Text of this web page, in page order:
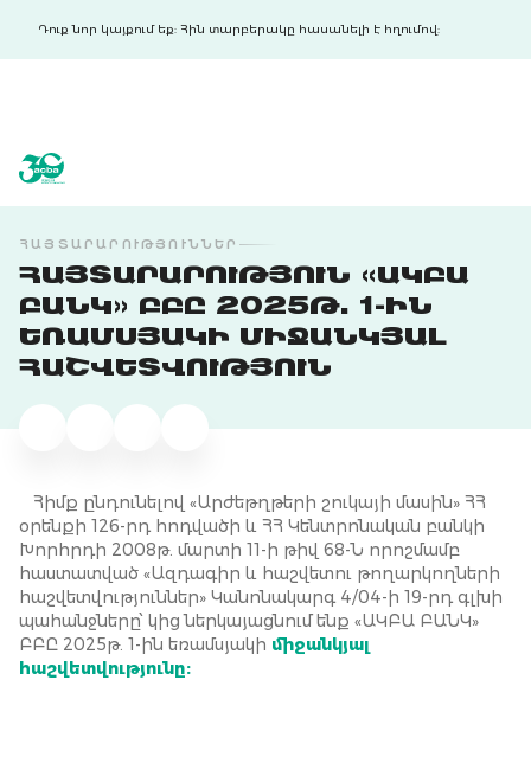
Դուք նոր կայքում եք: Հին տարբերակը հասանելի է հղումով:
ՀԱՅՏԱՐԱՐՈՒԹՅՈՒՆՆԵՐ
ՀԱՅՏԱՐԱՐՈՒԹՅՈՒՆ «ԱԿԲԱ
ԲԱՆԿ» ԲԲԸ 2025Թ. 1-ԻՆ
ԵՌԱՄՍՅԱԿԻ ՄԻՋԱՆԿՅԱԼ
ՀԱՇՎԵՏՎՈՒԹՅՈՒՆ
Հիմք ընդունելով «Արժեթղթերի շուկայի մասին» ՀՀ
օրենքի 126-րդ հոդվածի և ՀՀ Կենտրոնական բանկի
Խորհրդի 2008թ. մարտի 11-ի թիվ 68-Ն որոշմամբ
հաստատված «Ազդագիր և հաշվետու թողարկողների
հաշվետվություններ» Կանոնակարգ 4/04-ի 19-րդ գլխի
պահանջները՝ կից ներկայացնում ենք «ԱԿԲԱ ԲԱՆԿ»
ԲԲԸ 2025թ. 1-ին եռամսյակի միջանկյալ
հաշվետվությունը: